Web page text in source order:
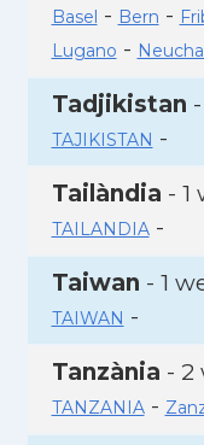
Basel - Bern -
Lugano -
Tadjikistan
TAJIKISTAN -
Tailàndia - 1
TAILANDIA-
Taiwan - 1
TAIWAN -
Tanzània - 2
TANZANIA-